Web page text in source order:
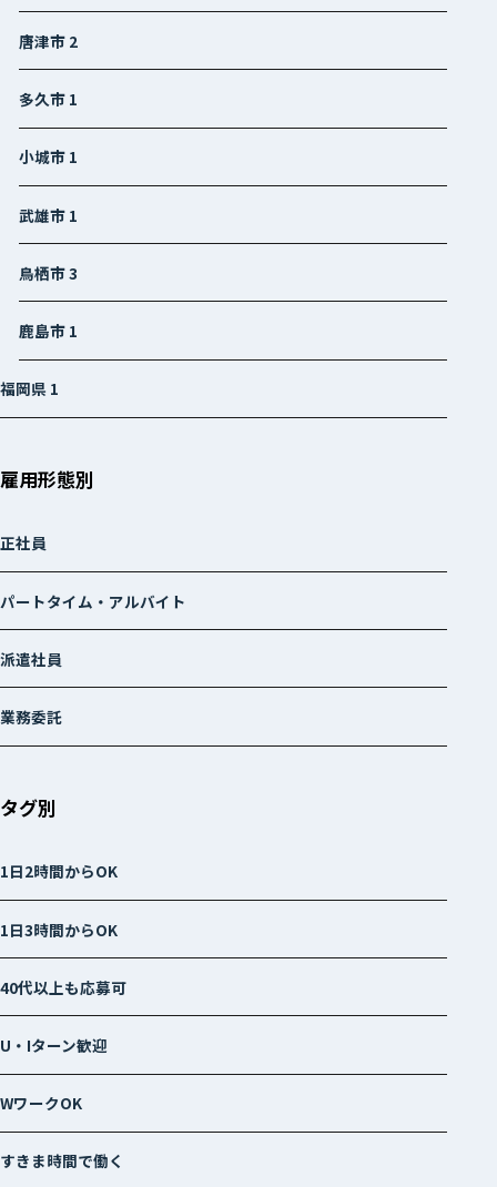
唐津市 2
多久市 1
小城市 1
武雄市 1
鳥栖市3
鹿島市 1
福岡県 1
雇用形態別
正社員
パートタイム・アルバイト
派遣社員
業務委託
タグ別
1日2時間からOK
1日3時間からOK
40代以上も応募可
U・Iターン歓迎
WワークOK
すきま時間で働く